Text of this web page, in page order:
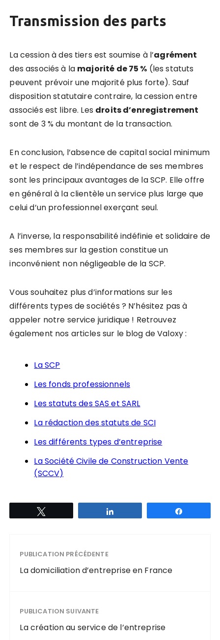
Transmission des parts
La cession à des tiers est soumise à l’agrément
des associés à la majorité de 75 % (les statuts
peuvent prévoir une majorité plus forte). Sauf
disposition statutaire contraire, la cession entre
associés est libre. Les droits d’enregistrement
sont de 3 % du montant de la transaction.
En conclusion, l’absence de capital social minimum
et le respect de l’indépendance de ses membres
sont les principaux avantages de la SCP. Elle offre
en général à la clientèle un service plus large que
celui d’un professionnel exerçant seul.
A l’inverse, la responsabilité indéfinie et solidaire de
ses membres sur la gestion constitue un
inconvénient non négligeable de la SCP.
Vous souhaitez plus d’informations sur les
différents types de sociétés ? N’hésitez pas à
appeler notre service juridique ! Retrouvez
également nos articles sur le blog de Valoxy :
La SCP
Les fonds professionnels
Les statuts des SAS et SARL
La rédaction des statuts de SCI
Les différents types d’entreprise
La Société Civile de Construction Vente
(SCCV)
PUBLICATION PRÉCÉDENTE
La domiciliation d’entreprise en France
PUBLICATION SUIVANTE
La création au service de l’entreprise